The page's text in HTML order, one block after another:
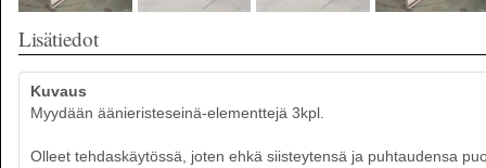
Lisätiedot
Kuvaus
Myydään äänieristeseinä-elementtejä 3kpl.
Olleet tehdaskäytössä, joten ehkä siisteytensä ja puhtaudensa